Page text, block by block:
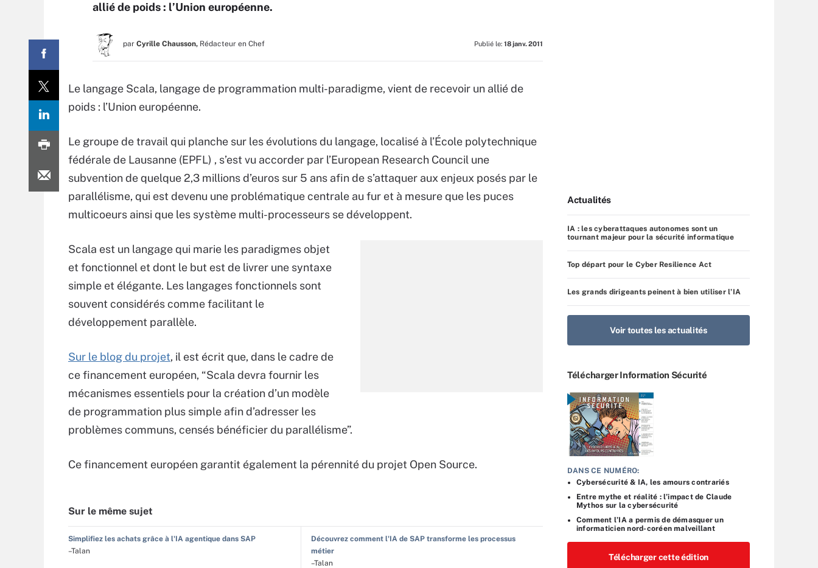
allié de poids : l’Union européenne.
par Cyrille Chausson, Rédacteur en Chef Publié le: 18 janv. 2011
Le langage Scala, langage de programmation multi-paradigme, vient de recevoir un allié de
poids : l’Union européenne.
Le groupe de travail qui planche sur les évolutions du langage, localisé à l’École polytechnique
fédérale de Lausanne (EPFL) , s’est vu accorder par l’European Research Council une
subvention de quelque 2,3 millions d’euros sur 5 ans afin de s’attaquer aux enjeux posés par le
parallélisme, qui est devenu une problématique centrale au fur et à mesure que les puces
multicoeurs ainsi que les système multi-processeurs se développent.
Scala est un langage qui marie les paradigmes objet
et fonctionnel et dont le but est de livrer une syntaxe
simple et élégante. Les langages fonctionnels sont
souvent considérés comme facilitant le
développement parallèle.
Sur le blog du projet, il est écrit que, dans le cadre de
ce financement européen, “Scala devra fournir les
mécanismes essentiels pour la création d’un modèle
de programmation plus simple afin d’adresser les
problèmes communs, censés bénéficier du parallélisme”.
Ce financement européen garantit également la pérennité du projet Open Source.
Sur le même sujet
Simplifiez les achats grâce à l'IA agentique dans SAP
–Talan
Découvrez comment l'IA de SAP transforme les processus
métier
–Talan
Actualités
IA : les cyberattaques autonomes sont un
tournant majeur pour la sécurité informatique
Top départ pour le Cyber Resilience Act
Les grands dirigeants peinent à bien utiliser l’IA
Voir toutes les actualités
Télécharger Information Sécurité
DANS CE NUMÉRO:
Cybersécurité & IA, les amours contrariés
Entre mythe et réalité : l’impact de Claude
Mythos sur la cybersécurité
Comment l’IA a permis de démasquer un
informaticien nord-coréen malveillant
Télécharger cette édition